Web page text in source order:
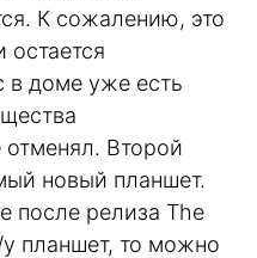
К сожалению, это
остается
в доме уже есть
отменял. Второй
новый планшет.
после релиза The
у планшет, то можно